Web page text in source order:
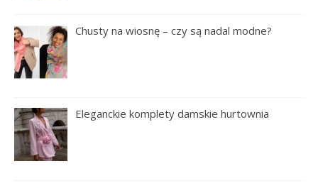
Chusty na wiosnę – czy są nadal modne?
Eleganckie komplety damskie hurtownia